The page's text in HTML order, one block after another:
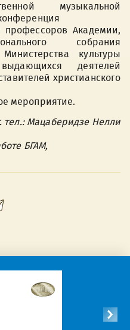
музыкальной
профессоров Академии,
собрания
культуры
деятелей
христианского
мероприятие.
Нелли
БГАМ,